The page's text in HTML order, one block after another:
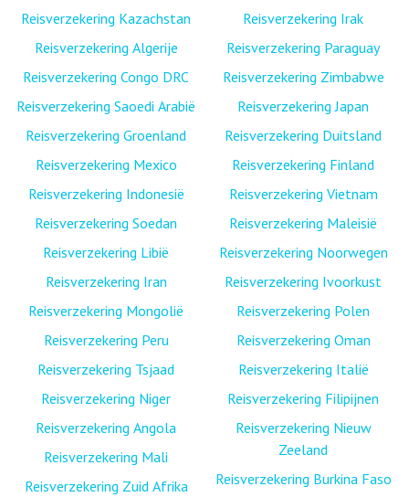
Reisverzekering Kazachstan
Reisverzekering Algerije
Reisverzekering Congo DRC
Reisverzekering Saoedi Arabië
Reisverzekering Groenland
Reisverzekering Mexico
Reisverzekering Indonesië
Reisverzekering Soedan
Reisverzekering Libië
Reisverzekering Iran
Reisverzekering Mongolië
Reisverzekering Peru
Reisverzekering Tsjaad
Reisverzekering Niger
Reisverzekering Angola
Reisverzekering Mali
Reisverzekering Zuid Afrika
Reisverzekering Irak
Reisverzekering Paraguay
Reisverzekering Zimbabwe
Reisverzekering Japan
Reisverzekering Duitsland
Reisverzekering Finland
Reisverzekering Vietnam
Reisverzekering Maleisië
Reisverzekering Noorwegen
Reisverzekering Ivoorkust
Reisverzekering Polen
Reisverzekering Oman
Reisverzekering Italië
Reisverzekering Filipijnen
Reisverzekering Nieuw
Zeeland
Reisverzekering Burkina Faso